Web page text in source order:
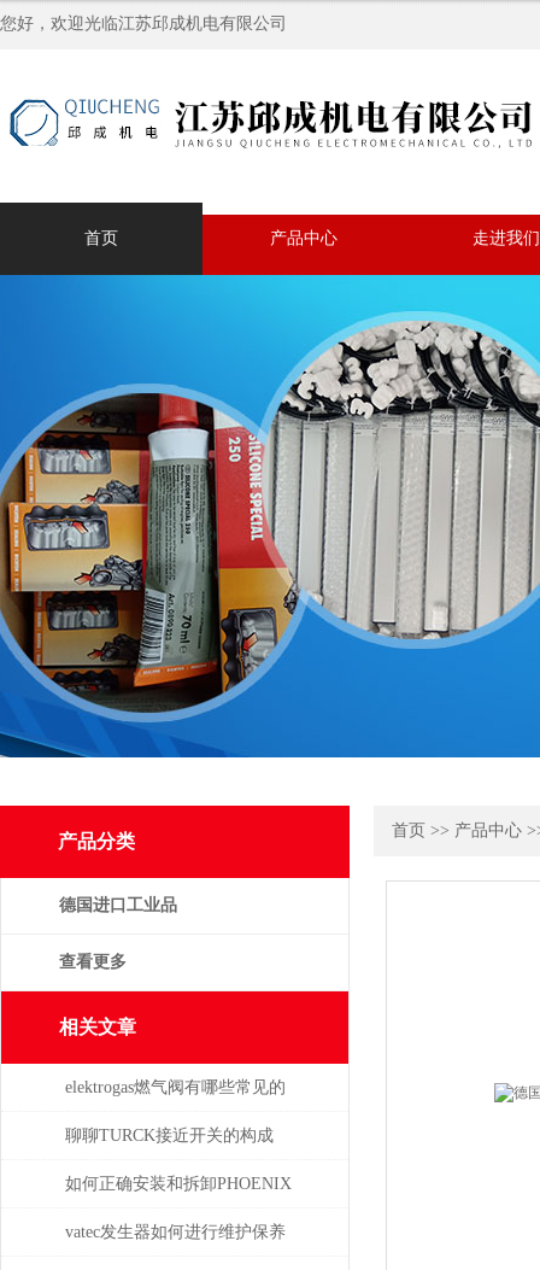
您好，欢迎光临江苏邱成机电有限公司
首页 产品中心 走进我们
产品分类
德国进口工业品
查看更多
相关文章
elektrogas燃气阀有哪些常见的
故障和问题
聊聊TURCK接近开关的构成
如何正确安装和拆卸PHOENIX
菲尼克斯连接器？
vatec发生器如何进行维护保养
首页 >> 产品中心